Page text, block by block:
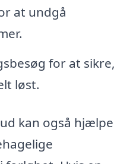
at undgå
for at sikre,
løst.
kan også hjælpe